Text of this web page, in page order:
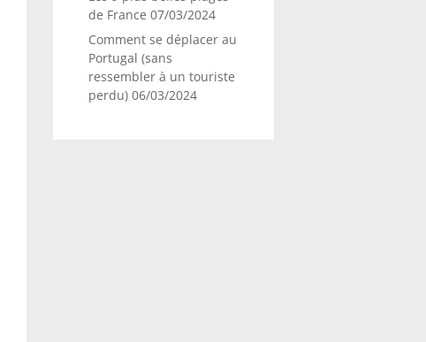
de France 07/03/2024
Comment se déplacer au
Portugal (sans
ressembler à un touriste
perdu) 06/03/2024